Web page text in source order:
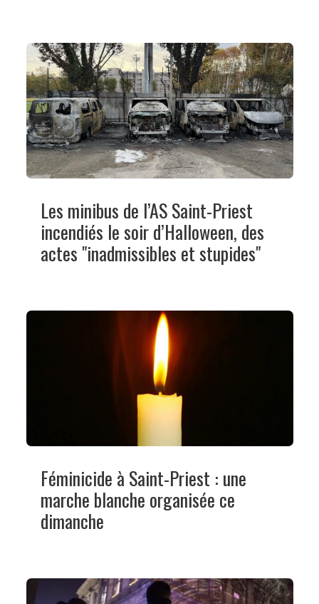
Les minibus de l’AS Saint-Priest
incendiés le soir d’Halloween, des
actes "inadmissibles et stupides"
Féminicide à Saint-Priest : une
marche blanche organisée ce
dimanche